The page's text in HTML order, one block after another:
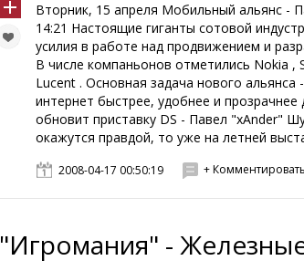
Вторник, 15 апреля Мобильный альянс -
14:21 Настоящие гиганты сотовой
усилия в работе над продвижением и
В числе компаньонов отметились Nokia ,
Lucent . Основная задача нового альянса
интернет быстрее, удобнее и
обновит приставку DS - Павел "xAnder"
окажутся правдой, то уже на летней
2008-04-17 00:50:19 + Комментировать
"Игромания" -